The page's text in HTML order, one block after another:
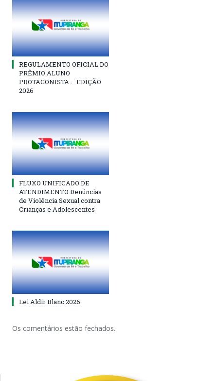
REGULAMENTO OFICIAL DO
PRÊMIO ALUNO
PROTAGONISTA – EDIÇÃO
2026
FLUXO UNIFICADO DE
ATENDIMENTO Denúncias
de Violência Sexual contra
Crianças e Adolescentes
Lei Aldir Blanc 2026
Os comentários estão fechados.